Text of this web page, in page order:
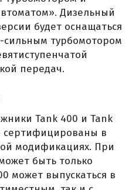
Дизельный
будет оснащаться
турбомотором
передач.
Tank 400 и Tank
сертифицированы в
модификациях. При
быть только
может выпускаться в